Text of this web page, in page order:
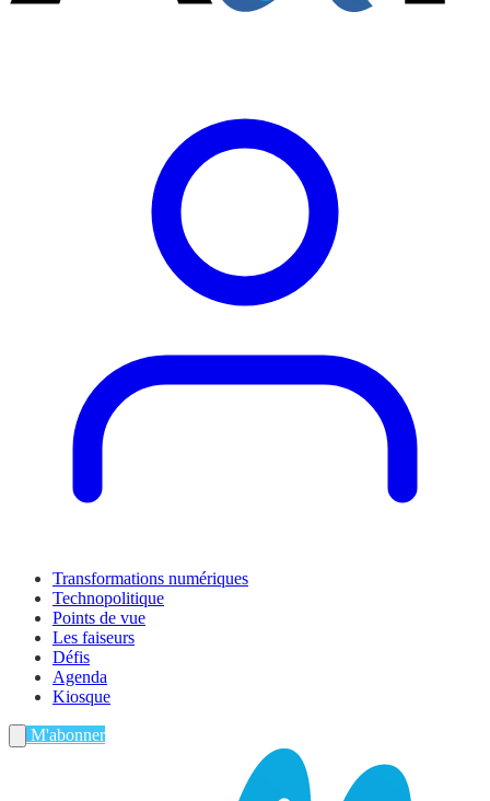
Transformations numériques
Technopolitique
Points de vue
Les faiseurs
Défis
Agenda
Kiosque
M'abonner